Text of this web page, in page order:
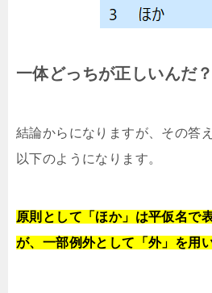
一体どっちが正しいんだ？
結論からになりますが、その答
以下のようになります。
原則として「ほか」は平仮名で
が、一部例外として「外」を用